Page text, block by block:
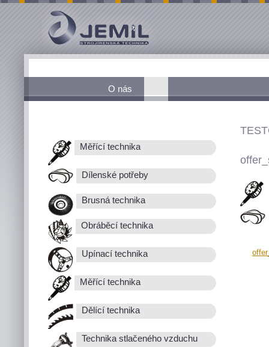
O nás
Měřící technika
Dílenské potřeby
Brusná technika
Obráběcí technika
Upínací technika
Měřící technika
Dělící technika
Technika stlačeného vzduchu